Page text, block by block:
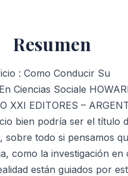
Resumen
: Como Conducir Su
Ciencias Sociale
XXI EDITORES –
bien podría ser el título
sobre todo si pensamos
como la investigación en
están guiados por